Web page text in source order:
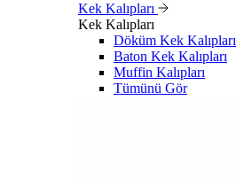
Kek Kalıpları
Kek Kalıpları
Döküm Kek Kalıpları
Baton Kek Kalıpları
Muffin Kalıpları
Tümünü Gör